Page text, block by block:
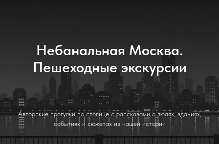
Небанальная Москва.
Пешеходные экскурсии
Авторские прогулки по столице с рассказами о людях, зданиях,
событиях и сюжетах из нашей истории